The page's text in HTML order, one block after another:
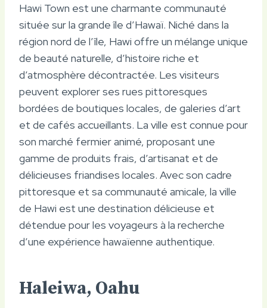
Hawi Town est une charmante communauté
située sur la grande île d’Hawaï. Niché dans la
région nord de l’île, Hawi offre un mélange unique
de beauté naturelle, d’histoire riche et
d’atmosphère décontractée. Les visiteurs
peuvent explorer ses rues pittoresques
bordées de boutiques locales, de galeries d’art
et de cafés accueillants. La ville est connue pour
son marché fermier animé, proposant une
gamme de produits frais, d’artisanat et de
délicieuses friandises locales. Avec son cadre
pittoresque et sa communauté amicale, la ville
de Hawi est une destination délicieuse et
détendue pour les voyageurs à la recherche
d’une expérience hawaïenne authentique.
Haleiwa, Oahu